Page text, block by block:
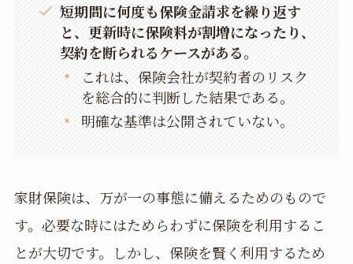
短期間に何度も保険金請求を繰り返す
と、更新時に保険料が割増になったり、
契約を断られるケースがある。
これは、保険会社が契約者のリスク
を総合的に判断した結果である。
明確な基準は公開されていない。
家財保険は、万が一の事態に備えるためのもので
す。必要な時にはためらわずに保険を利用するこ
とが大切です。しかし、保険を賢く利用するため